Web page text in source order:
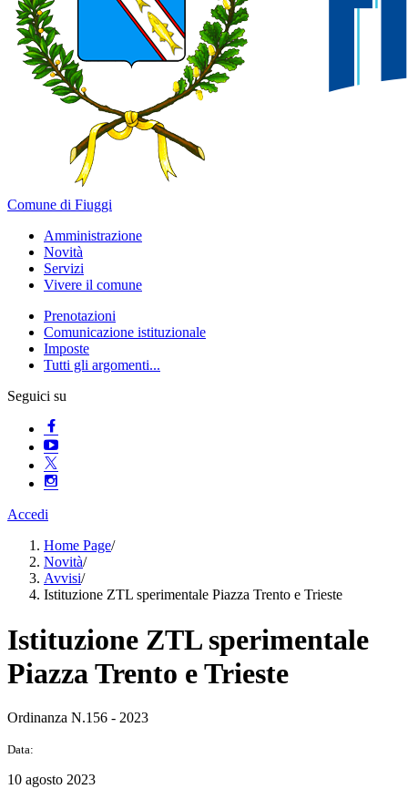
Comune di Fiuggi
Amministrazione
Novità
Servizi
Vivere il comune
Prenotazioni
Comunicazione istituzionale
Imposte
Tutti gli argomenti...
Seguici su
Accedi
Home Page/
Novità/
Avvisi/
Istituzione ZTL sperimentale Piazza Trento e Trieste
Istituzione ZTL sperimentale
Piazza Trento e Trieste
Ordinanza N.156 - 2023
Data:
10 agosto 2023